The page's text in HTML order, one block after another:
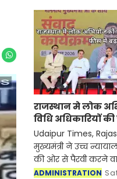
राजस्थान मे लोक
विधि अधिकारियों
Udaipur Times,
मुख्यमंत्री ने उच्च
की ओर से पैरवी करने
अधिकारियों की
ADMINISTRATION